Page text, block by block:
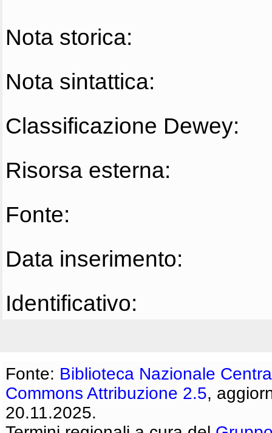
Nota storica:
Nota sintattica:
Classificazione Dewey:
Risorsa esterna:
Fonte:
Data inserimento:
Identificativo:
Fonte: Biblioteca Nazionale
Commons Attribuzione 2.5,
20.11.2025.